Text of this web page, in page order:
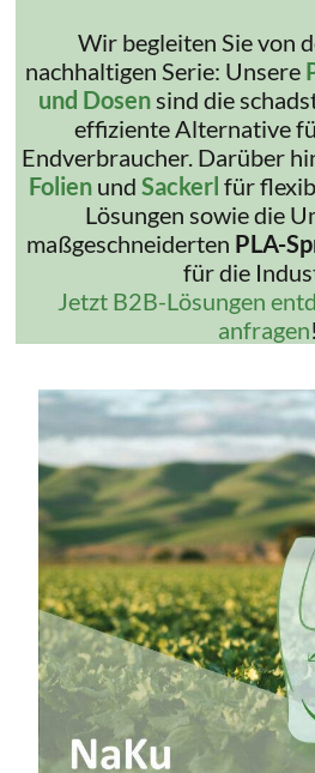
Wir begleiten Sie von
nachhaltigen Serie: Unsere
und Dosensind die
effiziente Alternative
Endverbraucher. Darüber
Folien undSackerl für
Lösungen sowie die
maßgeschneiderten PLA-
für die
Jetzt B2B-Lösungen
anfragen!